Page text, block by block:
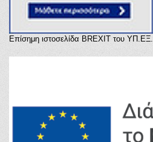
Επίσημη ιστοσελίδα BREXIT του ΥΠ.ΕΞ.